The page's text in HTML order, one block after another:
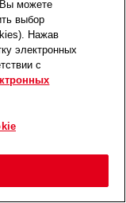
Меню
большой
ликвора
с
в дозе
Вы можете
выбор
Нажав
электронных
с